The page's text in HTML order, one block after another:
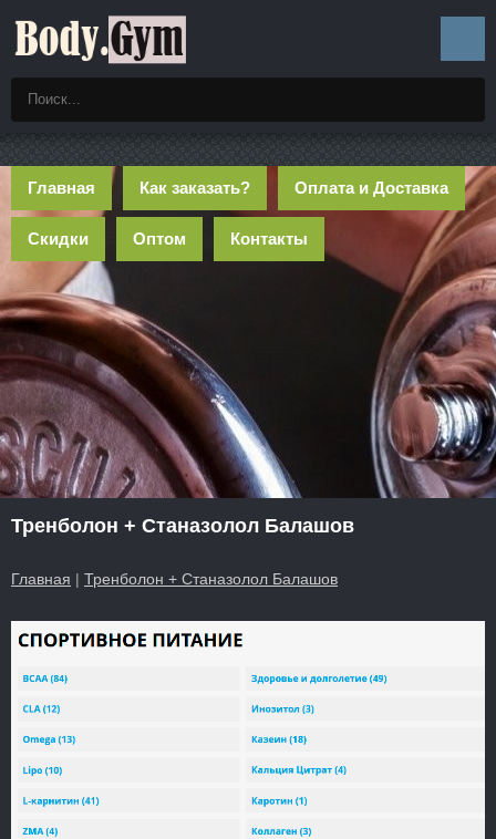
Главная Как заказать? Оплата и Доставка
Скидки Оптом Контакты
Тренболон + Станазолол Балашов
Главная | Тренболон + Станазолол Балашов